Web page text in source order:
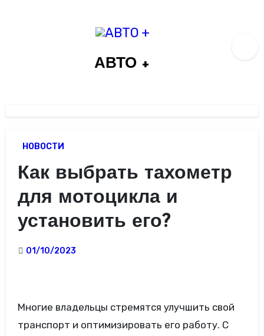
АВТО +
НОВОСТИ
Как выбрать тахометр
для мотоцикла и
установить его?
01/10/2023
Многие владельцы стремятся улучшить свой
транспорт и оптимизировать его работу. С